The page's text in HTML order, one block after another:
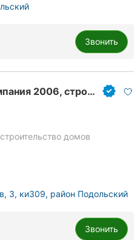
Звонить
Первая строительная компания 2006, строительство жилых и нежилых зданий
строительство домов
3, ки309, район Подольский
Звонить